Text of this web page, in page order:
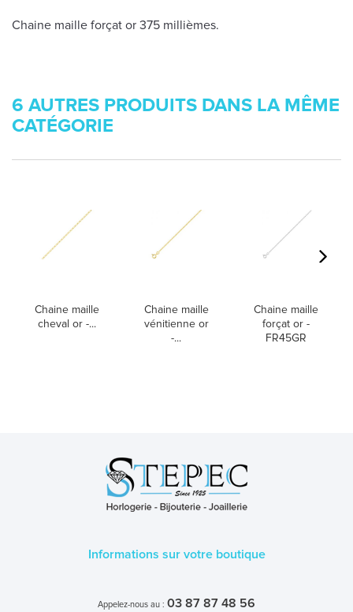
Chaine maille forçat or 375 millièmes.
6 AUTRES PRODUITS DANS LA MÊME
CATÉGORIE
Chaine maille
cheval or -...
Chaine maille
vénitienne or
-...
Chaine maille
forçat or -
FR45GR
Informations sur votre boutique
Appelez-nous au : 03 87 87 48 56